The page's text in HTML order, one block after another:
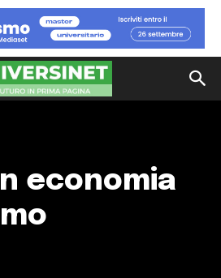
economia